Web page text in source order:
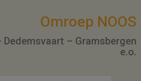
Omroep NOOS
Dedemsvaart – Gramsbergen
e.o.